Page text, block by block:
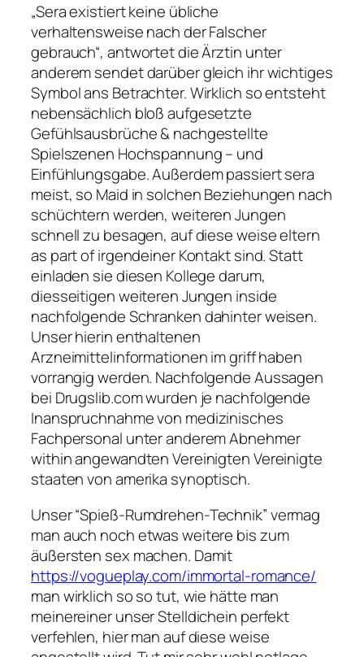
„Sera existiert keine übliche
verhaltensweise nach der Falscher
gebrauch“, antwortet die Ärztin unter
anderem sendet darüber gleich ihr wichtiges
Symbol ans Betrachter. Wirklich so entsteht
nebensächlich bloß aufgesetzte
Gefühlsausbrüche & nachgestellte
Spielszenen Hochspannung – und
Einfühlungsgabe. Außerdem passiert sera
meist, so Maid in solchen Beziehungen nach
schüchtern werden, weiteren Jungen
schnell zu besagen, auf diese weise eltern
as part of irgendeiner Kontakt sind. Statt
einladen sie diesen Kollege darum,
diesseitigen weiteren Jungen inside
nachfolgende Schranken dahinter weisen.
Unser hierin enthaltenen
Arzneimittelinformationen im griff haben
vorrangig werden. Nachfolgende Aussagen
bei Drugslib.com wurden je nachfolgende
Inanspruchnahme von medizinisches
Fachpersonal unter anderem Abnehmer
within angewandten Vereinigten Vereinigte
staaten von amerika synoptisch.
Unser “Spieß-Rumdrehen-Technik” vermag
man auch noch etwas weitere bis zum
äußersten sex machen. Damit
https://vogueplay.com/immortal-romance/
man wirklich so so tut, wie hätte man
meinereiner unser Stelldichein perfekt
verfehlen, hier man auf diese weise